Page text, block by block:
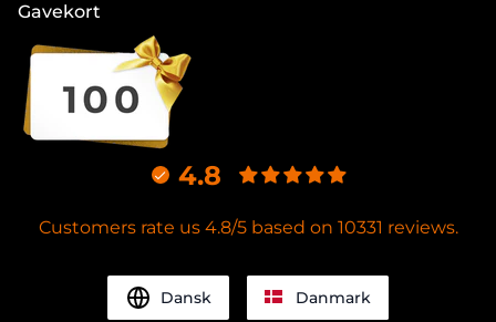
Gavekort
4.8
Customers rate us 4.8/5 based on 10331 reviews.
Dansk Danmark